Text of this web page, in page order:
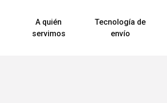
A quién
servimos
Tecnología de
envío